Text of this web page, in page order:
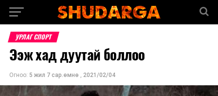
УРЛАГ СПОРТ
Ээж хад дуутай боллоо
Огноо: 5 жил 7 сар.өмнө , 2021/02/04